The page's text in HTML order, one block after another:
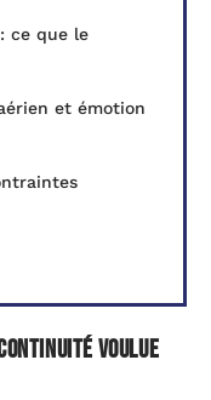
ce que le
et émotion
continuité voulue